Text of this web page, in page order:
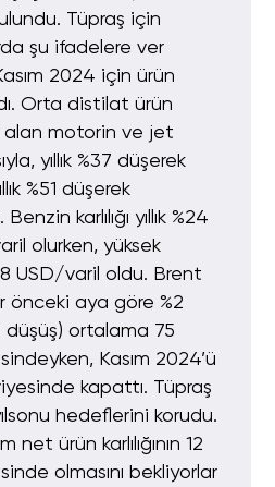
Tüpraş için
şu ifadelere ver
2024 için ürün
Orta distilat ürün
motorin ve jet
yıllık %37 düşerek
%51 düşerek
karlılığı yıllık %24
olurken, yüksek
USD/varil oldu. Brent
önceki aya göre %2
düşüş) ortalama 75
Kasım 2024’ü
kapattı. Tüpraş
hedeflerini korudu.
ürün karlılığının 12
olmasını bekliyorlar